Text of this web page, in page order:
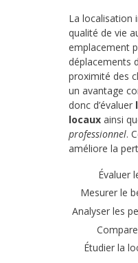
La localisation
qualité de vie
emplacement
déplacements
proximité des
un avantage
donc d’évaluer
locaux ainsi
professionnel.
améliore la
Évaluer
Mesurer le
Analyser les
Étudier la